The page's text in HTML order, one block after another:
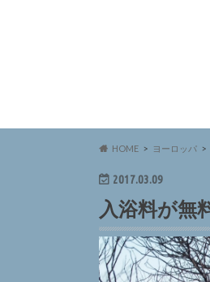
HOME ヨーロッパ
2017.03.09
入浴料が無